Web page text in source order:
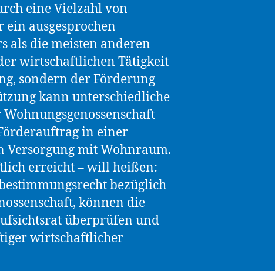
eine Vielzahl von
ausgesprochen
als die meisten anderen
wirtschaftlichen Tätigkeit
sondern der Förderung
kann unterschiedliche
in einer
Versorgung mit Wohnraum.
erreicht – will heißen:
bezüglich
können die
überprüfen und
wirtschaftlicher